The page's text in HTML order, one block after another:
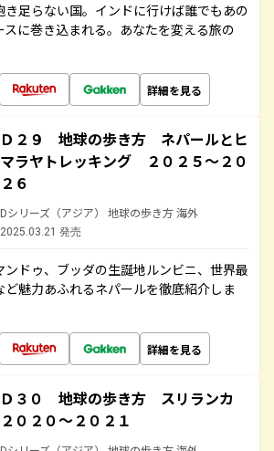
足らない国。インドに行けば誰でもあの
に巻き込まれる。あなたを変える旅の
詳細を見る
Ｄ２９ 地球の歩き方 ネパールとヒ
マラヤトレッキング ２０２５～２０
２６
Dシリーズ（アジア） 地球の歩き方 海外
2025.03.21 発売
ドゥ、ブッダの生誕地ルンビニ、世界最
魅力あふれるネパールを徹底紹介しま
詳細を見る
Ｄ３０ 地球の歩き方 スリランカ
２０２０～２０２１